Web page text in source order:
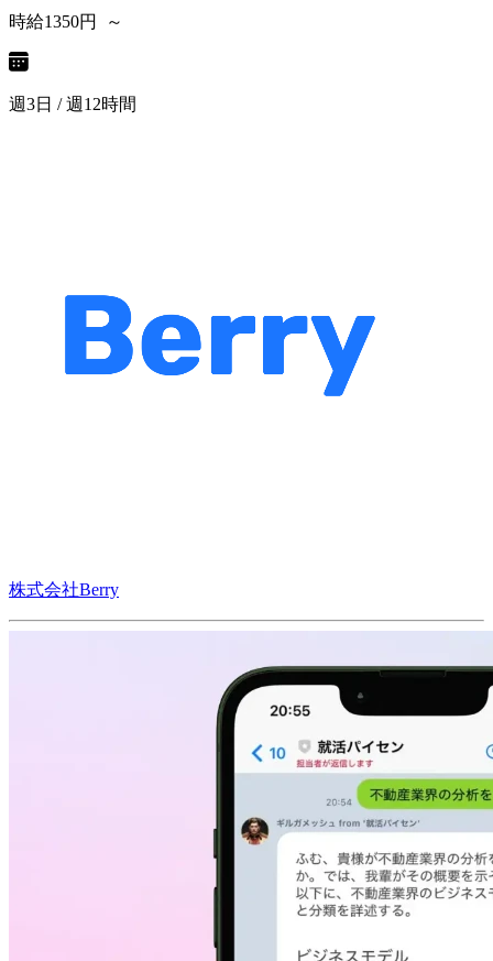
時給1350円 ～
週3日 / 週12時間
株式会社Berry